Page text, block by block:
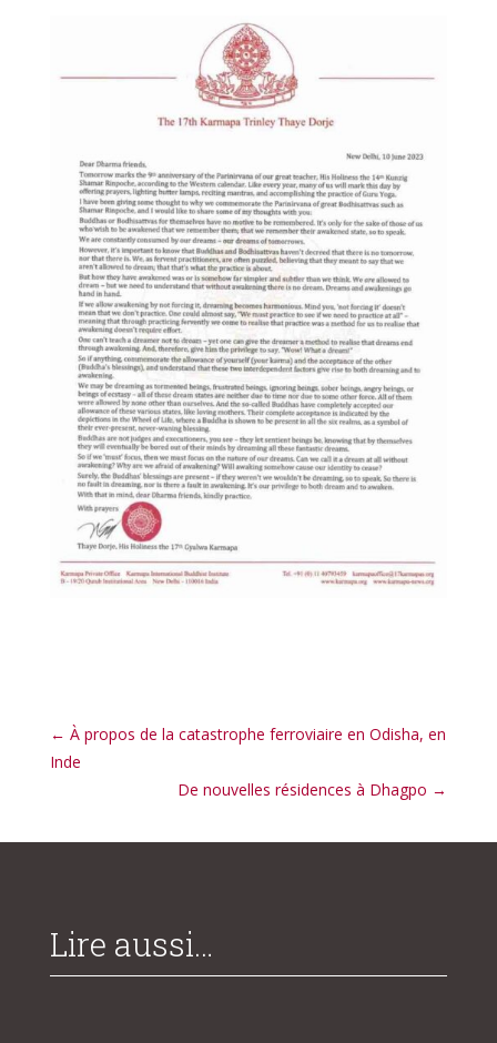
← À propos de la catastrophe ferroviaire en Odisha, en
Inde
De nouvelles résidences à Dhagpo →
Lire aussi…